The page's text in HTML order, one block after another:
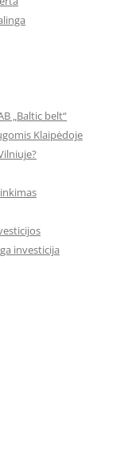
„Baltic belt“
Klaipėdoje
investicija